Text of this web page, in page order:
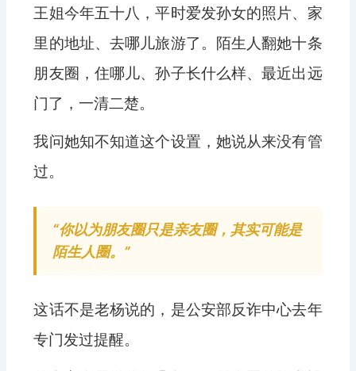
王姐今年五十八，平时爱发孙女的照片、家
里的地址、去哪儿旅游了。陌生人翻她十条
朋友圈，住哪儿、孙子长什么样、最近出远
门了，一清二楚。
我问她知不知道这个设置，她说从来没有管
过。
“你以为朋友圈只是亲友圈，其实可能是
陌生人圈。”
这话不是老杨说的，是公安部反诈中心去年
专门发过提醒。